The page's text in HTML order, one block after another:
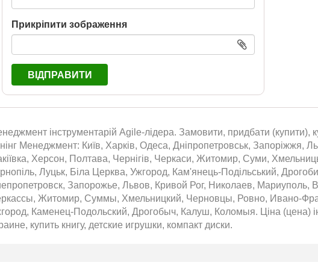
до НМТ 2026
до НМТ 2026 за
видавництва Ранок
2026-06-18
Прикріпити зображення
ВІДПРАВИТИ
інструментарій Аgile-лідера. Замовити, придбати (купити),
Менеджмент: Київ, Харків, Одеса, Дніпропетровськ, Запоріжжя,
Херсон, Полтава, Чернігів, Черкаси, Житомир, Суми,
Луцьк, Біла Церква, Ужгород, Кам'янець-Подільський,
Запорожье, Львов, Кривой Рог, Николаев, Мариуполь,
Житомир, Суммы, Хмельницкий, Черновцы, Ровно, Ивано-
Каменец-Подольский, Дрогобыч, Калуш, Коломыя. Ціна (цена)
купить книгу, детские игрушки, компакт диски.